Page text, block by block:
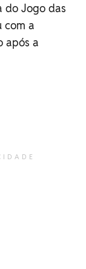
Jogo das
com a
após a